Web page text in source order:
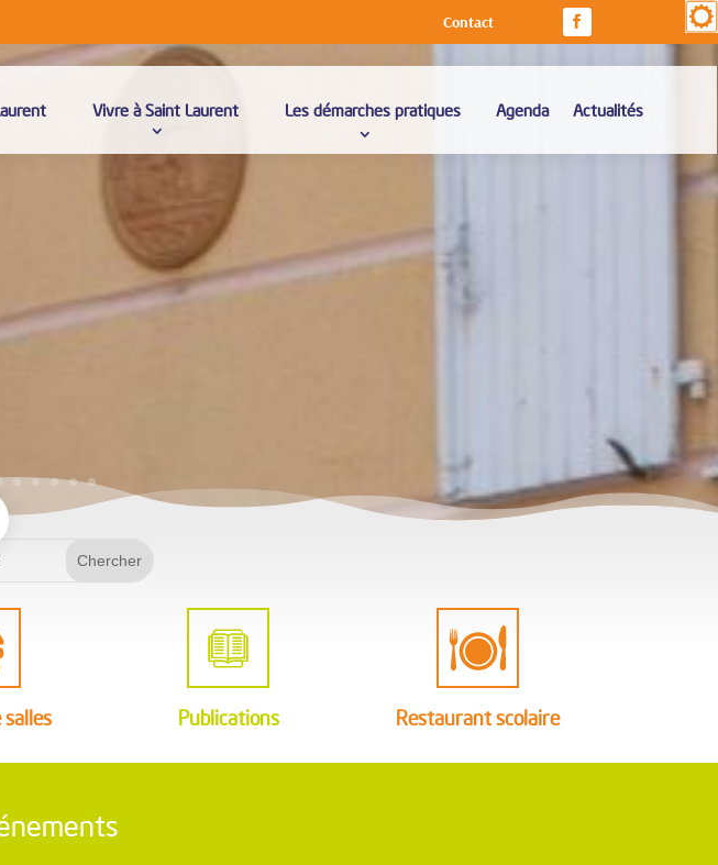
Contact
Vivre à Saint Laurent Les démarches pratiques Agenda Actualités
salles
A
Publications
A
Restaurant scolaire